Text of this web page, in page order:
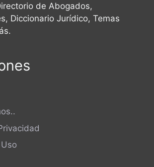
de Abogados,
Diccionario Jurídico, Temas